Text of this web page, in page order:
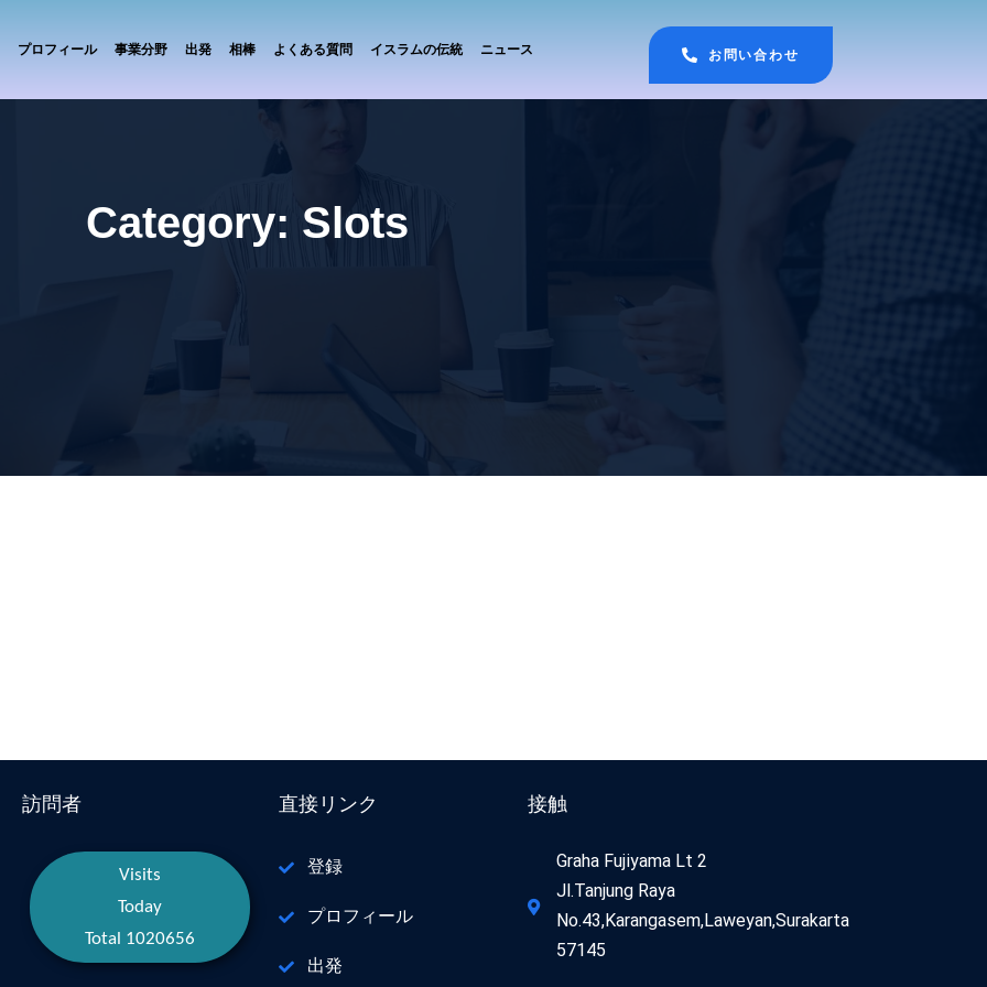
プロフィール 事業分野 出発 相棒 よくある質問 イスラムの伝統 ニュース お問い合わせ
Category: Slots
訪問者
Visits
Today
Total 1020656
直接リンク
登録
プロフィール
出発
接触
Graha Fujiyama Lt 2
Jl.Tanjung Raya
No.43,Karangasem,Laweyan,Surakarta
57145